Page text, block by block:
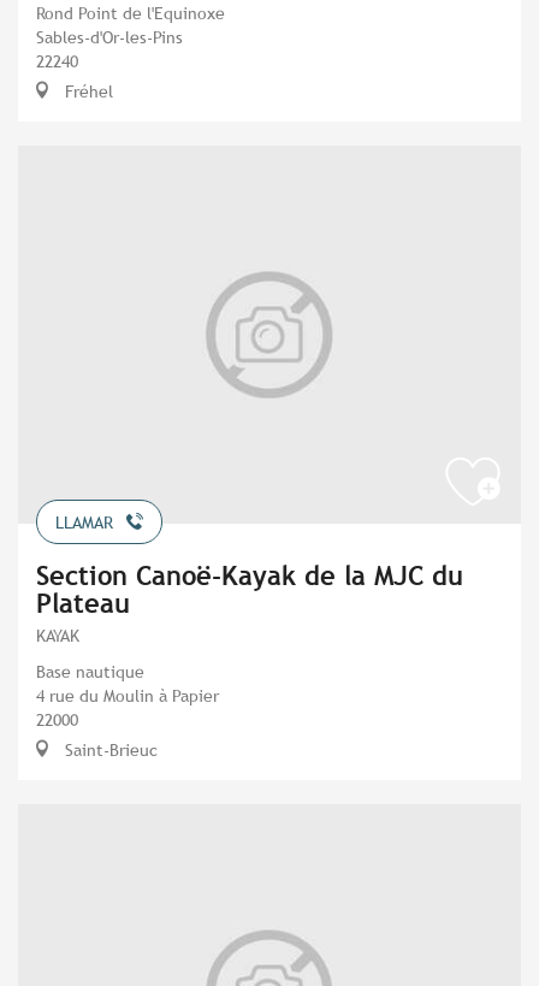
Rond Point de l'Equinoxe
Sables-d'Or-les-Pins
22240
Fréhel
LLAMAR
Section Canoë-Kayak de la MJC du
Plateau
KAYAK
Base nautique
4 rue du Moulin à Papier
22000
Saint-Brieuc